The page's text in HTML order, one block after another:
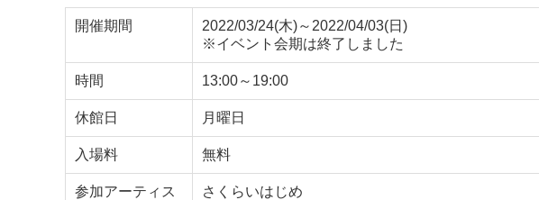
開催期間
2022/03/24(木)～2022/04/03(日)
※イベント会期は終了しました
時間 13:00～19:00
休館日 月曜日
入場料 無料
参加アーティス
さくらいはじめ